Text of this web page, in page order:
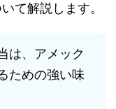
て解説します。
は、アメック
ための強い味